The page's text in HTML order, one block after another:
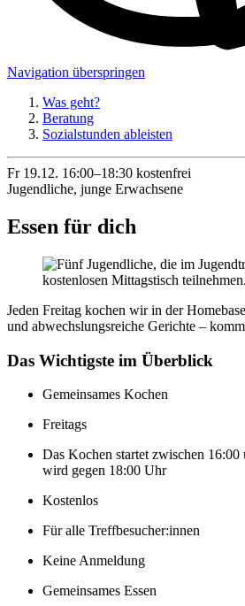
Navigation überspringen
Was geht?
Beratung
Sozialstunden ableisten
Fr 19.12. 16:00–18:30 kostenfrei
Jugendliche, junge Erwachsene
Essen für dich
Jeden Freitag kochen wir in der
und abwechslungsreiche Gerichte –
Das Wichtigste im Überblick
Gemeinsames Kochen
Freitags
Das Kochen startet zwischen 16:00
wird gegen 18:00 Uhr
Kostenlos
Für alle Treffbesucher:innen
Keine Anmeldung
Gemeinsames Essen